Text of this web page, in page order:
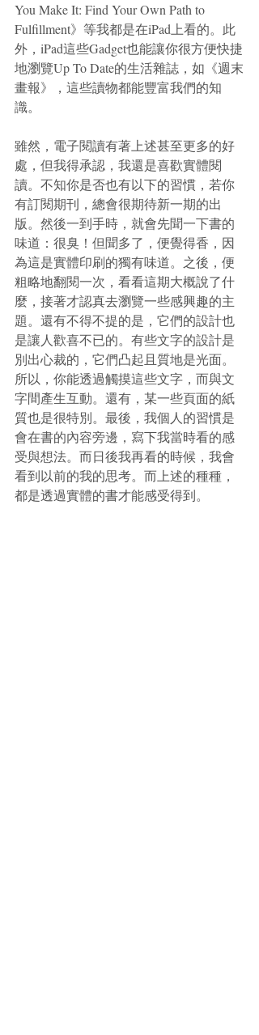
You Make It: Find Your Own Path to
Fulfillment》等我都是在iPad上看的。此
外，iPad這些Gadget也能讓你很方便快捷
地瀏覽Up To Date的生活雜誌，如《週末
畫報》，這些讀物都能豐富我們的知
識。
雖然，電子閱讀有著上述甚至更多的好
處，但我得承認，我還是喜歡實體閱
讀。不知你是否也有以下的習慣，若你
有訂閱期刊，總會很期待新一期的出
版。然後一到手時，就會先聞一下書的
味道：很臭！但聞多了，便覺得香，因
為這是實體印刷的獨有味道。之後，便
粗略地翻閱一次，看看這期大概說了什
麼，接著才認真去瀏覽一些感興趣的主
題。還有不得不提的是，它們的設計也
是讓人歡喜不已的。有些文字的設計是
別出心裁的，它們凸起且質地是光面。
所以，你能透過觸摸這些文字，而與文
字間產生互動。還有，某一些頁面的紙
質也是很特別。最後，我個人的習慣是
會在書的內容旁邊，寫下我當時看的感
受與想法。而日後我再看的時候，我會
看到以前的我的思考。而上述的種種，
都是透過實體的書才能感受得到。